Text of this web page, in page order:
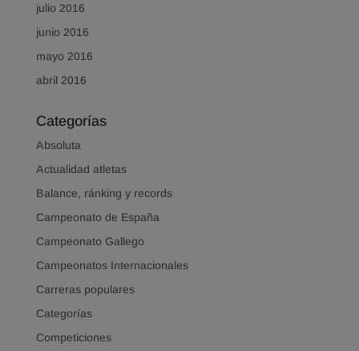
julio 2016
junio 2016
mayo 2016
abril 2016
Categorías
Absoluta
Actualidad atletas
Balance, ránking y records
Campeonato de España
Campeonato Gallego
Campeonatos Internacionales
Carreras populares
Categorías
Competiciones